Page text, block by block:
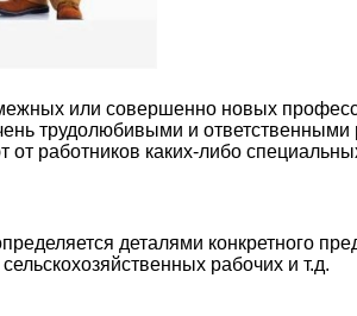
или совершенно новых
трудолюбивыми и ответственными
работников каких-либо
деталями конкретного
рабочих и т.д.